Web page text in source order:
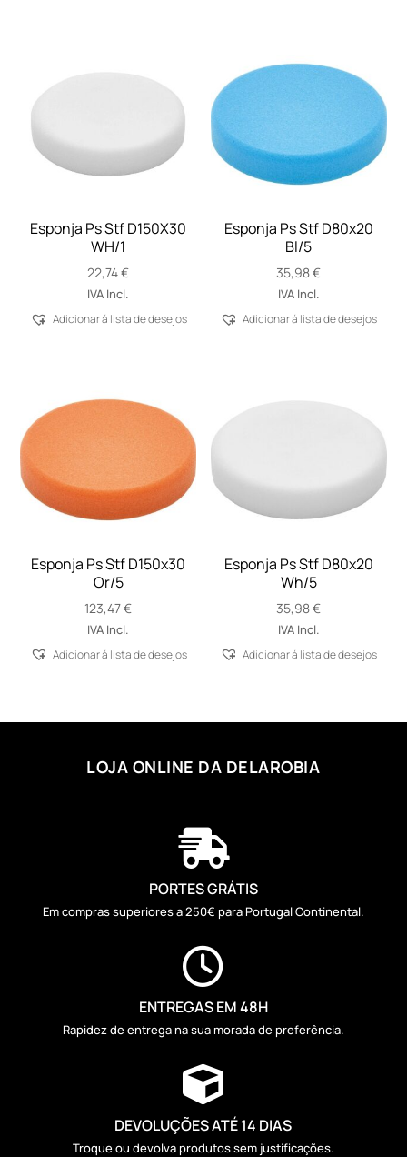
Esponja Ps Stf D150X30
WH/1
22,74€
IVA Incl.
Adicionar á lista de desejos
Esponja Ps Stf D80x20
Bl/5
35,98€
IVA Incl.
Adicionar á lista de desejos
Esponja Ps Stf D150x30
Or/5
123,47€
IVA Incl.
Adicionar á lista de desejos
Esponja Ps Stf D80x20
Wh/5
35,98€
IVA Incl.
Adicionar á lista de desejos
LOJA ONLINE DA DELAROBIA

PORTES GRÁTIS
Em compras superiores a 250€ para Portugal Continental.

ENTREGAS EM 48H
Rapidez de entrega na sua morada de preferência.

DEVOLUÇÕES ATÉ 14 DIAS
Troque ou devolva produtos sem justificações.